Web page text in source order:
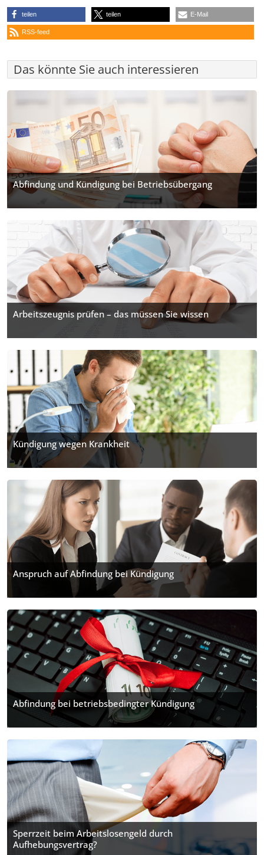
teilen teilen E-Mail
RSS-feed
Das könnte Sie auch interessieren
Abfindung und Kündigung bei Betriebsübergang
Arbeitszeugnis prüfen – das müssen Sie wissen
Kündigung wegen Krankheit
Anspruch auf Abfindung bei Kündigung
Abfindung bei betriebsbedingter Kündigung
Sperrzeit beim Arbeitslosengeld durch
Aufhebungsvertrag?